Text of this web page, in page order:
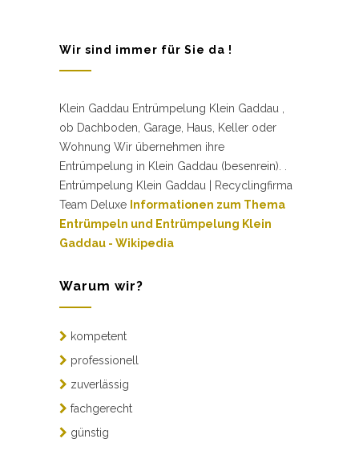
Wir sind immer für Sie da !
Klein Gaddau Entrümpelung Klein Gaddau ,
ob Dachboden, Garage, Haus, Keller oder
Wohnung Wir übernehmen ihre
Entrümpelung in Klein Gaddau (besenrein). .
Entrümpelung Klein Gaddau | Recyclingfirma
Team Deluxe Informationen zum Thema
Entrümpeln und Entrümpelung Klein
Gaddau - Wikipedia
Warum wir?
kompetent
professionell
zuverlässig
fachgerecht
günstig